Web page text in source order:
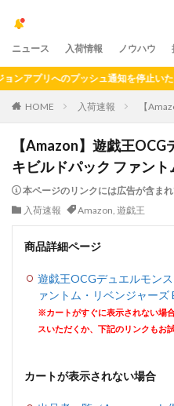
ニュース 入荷情報 ノウハウ
リへのプッシュ通知を停止いたします
HOME 入荷速報 【
【Amazon】遊戯王
キビルドパック ファン
本ページのリンクには広告が含まれ
入荷速報
Amazon, 遊戯王
商品詳細ページ
遊戯王OCGデュエルモン
ァントム・リベンジャーズ
※カートがすぐに表示されない場
スいただくか、下記のリンクもお
カートが表示されない場合